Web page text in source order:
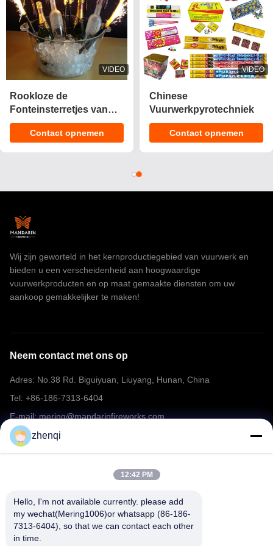
VIDEO
2025 Nieuwe 1.4 Pro
Cake Fireworks 200
Shots Cake
Pyrotechniek
Contact opnemen
VIDEO
CE Goedgekeurd 1.4g
UN0336 Aanpasbare
Effecten Cake Vuurwerk
Pyrotechnics voor
Contact opnemen
Wij zijn geworteld in het kernproductiegebied van vuurwerk en
bieden u een verscheidenheid aan hoogwaardige
vuurwerkproducten en op maat gemaakte diensten om uw
aankoop gemakkelijker te maken!
Neem contact met ons op
Adres: No.38 Rd. Biguiyuan, Liuyang, Hunan, China
Tel: +86-186-7313-6404
E-mail: mering@mandarinfireworks.com
Snelle links
zhenqi
12:42 PM
Hello, I'm not available currently. please add
my wechat(Mering1006)or whatsapp (86-186-
7313-6404), so that we can contact each other
in time.